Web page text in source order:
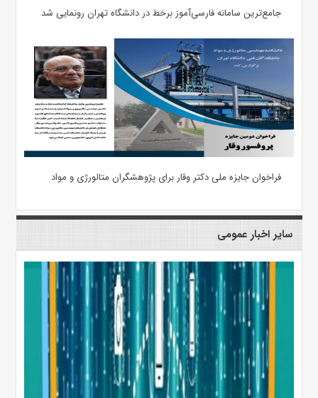
جامع‌ترین سامانه فارسی‌آموز برخط در دانشگاه تهران رونمایی شد
فراخوان جایزه ملی دکتر وقار برای پژوهشگران متالورژی و مواد
سایر اخبار عمومی